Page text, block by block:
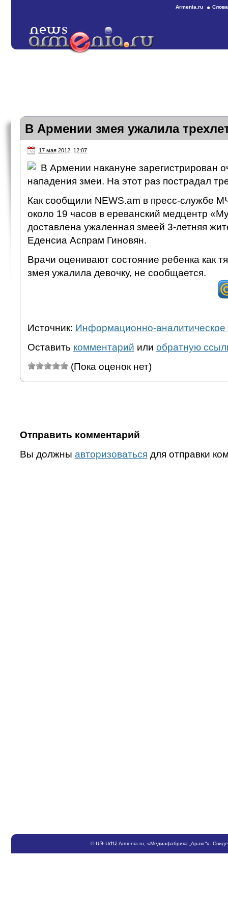
Armenia.ru
В Армении змея ужалила
17 мая 2012, 12:07
В Армении накануне зарегистрирован
нападения змеи. На этот раз пострадал
Как сообщили NEWS.am в пресс-службе
около 19 часов в ереванский медцентр
доставлена ужаленная змеей 3-летняя
Еденсиа Аспрам Гиновян.
Врачи оценивают состояние ребенка как
змея ужалила девочку, не сообщается.
Источник: Информационно-аналитическое
Оставить комментарий или обратную
(Пока оценок нет)
Отправить комментарий
Вы должны авторизоваться для отправки
©ՍԹ-ՍԺԱ Armenia.ru , «Медиафабрика „Аракс“».